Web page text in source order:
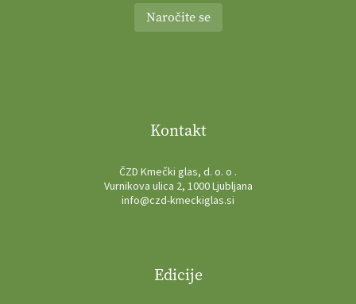
Naročite se
Kontakt
ČZD Kmečki glas, d. o. o .
Vurnikova ulica 2, 1000 Ljubljana
info@czd-kmeckiglas.si
Edicije